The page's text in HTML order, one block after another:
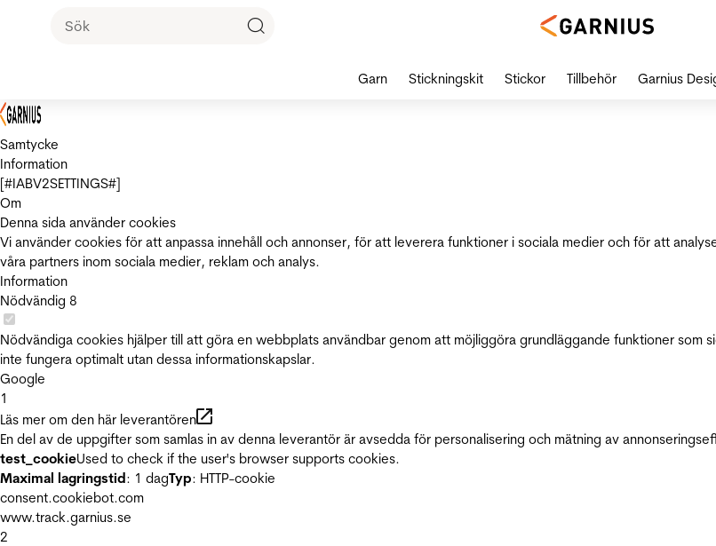
Samtycke
Information
[#IABV2SETTINGS#]
Om
Denna sida använder cookies
Vi använder cookies för att anpassa innehåll och annonser, för att leverera funktioner i sociala medier och för att
våra partners inom sociala medier, reklam och analys.
Information
Nödvändig 8
Nödvändiga cookies hjälper till att göra en webbplats användbar genom att möjliggöra grundläggande funktioner
inte fungera optimalt utan dessa informationskapslar.
Google
1
Läs mer om den här leverantören
En del av de uppgifter som samlas in av denna leverantör är avsedda för personalisering och mätning av
test_cookieUsed to check if the user's browser supports cookies.
Maximal lagringstid: 1 dagTyp: HTTP-cookie
consent.cookiebot.com
www.track.garnius.se
2
Garn Stickningskit Stickor Tillbehör Garnius